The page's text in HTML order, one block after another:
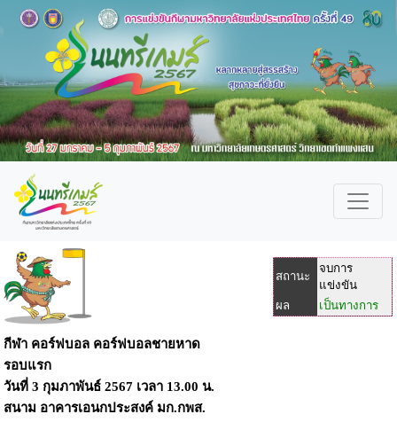
สถานะ
จบการ
แข่งขัน
ผล
เป็นทางการ
กีฬา คอร์ฟบอล คอร์ฟบอลชายหาด
รอบแรก
วันที่ 3 กุมภาพันธ์ 2567 เวลา 13.00 น.
สนาม อาคารเอนกประสงค์ มก.กพส.